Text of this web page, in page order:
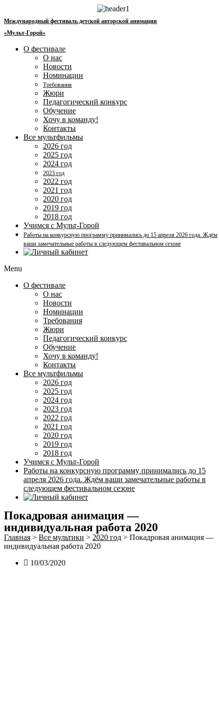
содержимому
Международный фестиваль детской авторской анимации
«Мульт-Горой»
О фестивале
О нас
Новости
Номинации
Требования
Жюри
Педагогический конкурс
Обучение
Хочу в команду!
Контакты
Все мультфильмы
2026 год
2025 год
2024 год
2023 год
2022 год
2021 год
2020 год
2019 год
2018 год
Учимся с Мульт-Горой
Работы на конкурсную программу принимались до 15 апреля 2026 года. Ждём
ваши замечательные работы в следующем фестивальном сезоне
Menu
О фестивале
О нас
Новости
Номинации
Требования
Жюри
Педагогический конкурс
Обучение
Хочу в команду!
Контакты
Все мультфильмы
2026 год
2025 год
2024 год
2023 год
2022 год
2021 год
2020 год
2019 год
2018 год
Учимся с Мульт-Горой
Работы на конкурсную программу принимались до 15
апреля 2026 года. Ждём ваши замечательные работы в
следующем фестивальном сезоне
Покадровая анимация —
индивидуальная работа 2020
Главная > Все мультики > 2020 год > Покадровая анимация —
индивидуальная работа 2020
10/03/2020